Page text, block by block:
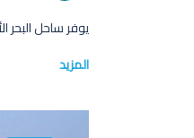
يوفر ساحل البحر
المزيد